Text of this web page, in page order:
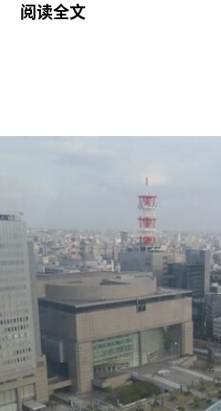
正式开幕。与美术馆配套建
生河（Klang River）交汇
该机构由律师尚蒂·坎迪亚
私募股权投资人布拉马尔·
Vasudevan）共同创立，
马来西亚非营利组织
营。
在新职位上，Yee将运用其
丰富经验，负责Muara
及整体艺术发展方向。11
阅读全文